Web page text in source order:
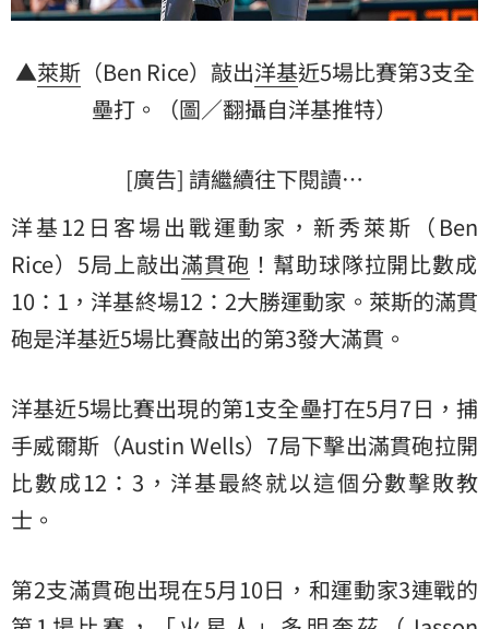
▲萊斯（Ben Rice）敲出洋基近5場比賽第3支全
壘打。（圖／翻攝自洋基推特）
[廣告] 請繼續往下閱讀…
洋基12日客場出戰運動家，新秀萊斯（Ben
Rice）5局上敲出滿貫砲 ！幫助球隊拉開比數成
10：1，洋基終場12：2大勝運動家。萊斯的滿貫
砲是洋基近5場比賽敲出的第3發大滿貫。
洋基近5場比賽出現的第1支全壘打在5月7日，捕
手威爾斯（Austin Wells）7局下擊出滿貫砲拉開
比數成12：3，洋基最終就以這個分數擊敗教
士。
第2支滿貫砲出現在5月10日，和運動家3連戰的